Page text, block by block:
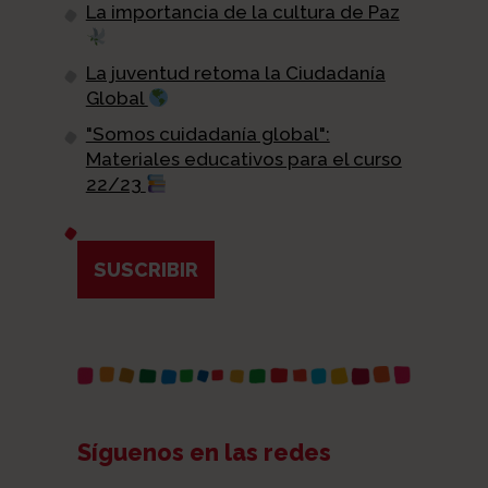
La importancia de la cultura de Paz
La juventud retoma la Ciudadanía
Global
"Somos cuidadanía global":
Materiales educativos para el curso
22/23
SUSCRIBIR
Síguenos en las redes